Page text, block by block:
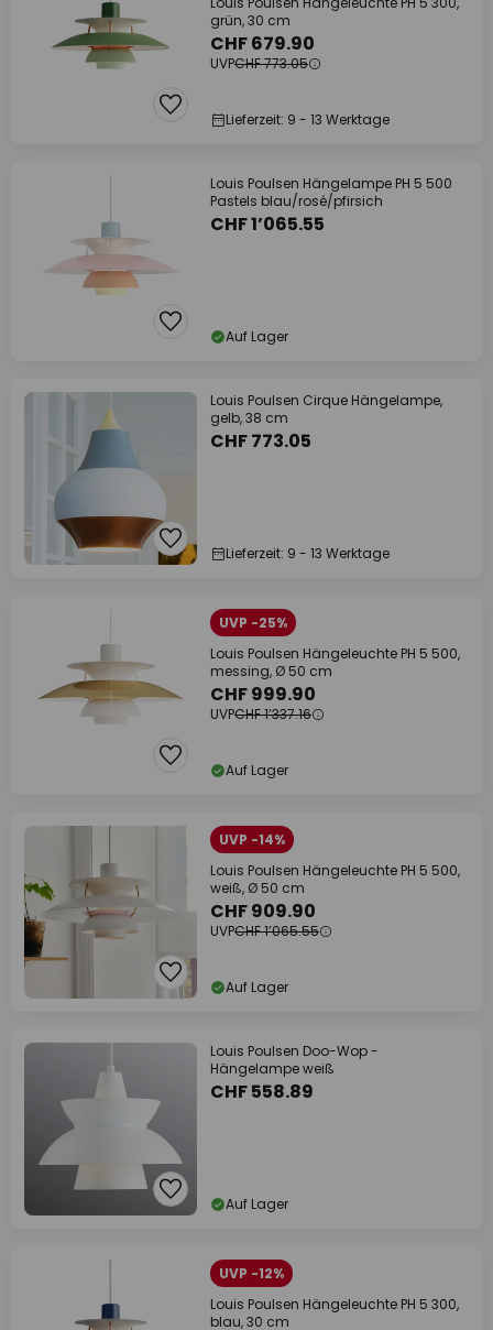
grün, 30 cm
CHF 679.90
UVPCHF 773.05
Lieferzeit: 9 - 13 Werktage
Louis Poulsen Hängelampe PH 5 500
Pastels blau/rosé/pfirsich
CHF 1’065.55
Auf Lager
Louis Poulsen Cirque Hängelampe,
gelb, 38 cm
CHF 773.05
Lieferzeit: 9 - 13 Werktage
UVP -25%
Louis Poulsen Hängeleuchte PH 5 500,
messing, Ø 50 cm
CHF 999.90
UVPCHF 1’337.16
Auf Lager
UVP -14%
Louis Poulsen Hängeleuchte PH 5 500,
weiß, Ø 50 cm
CHF 909.90
UVPCHF 1’065.55
Auf Lager
Louis Poulsen Doo-Wop -
Hängelampe weiß
CHF 558.89
Auf Lager
UVP -12%
Louis Poulsen Hängeleuchte PH 5 300,
blau, 30 cm